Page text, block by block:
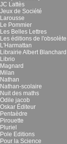
JC Lattès
Jeux de Société
Larousse
Le Pommier
Les Belles Lettres
Les éditions de l'obsolète
L'Harmattan
Librairie Albert Blanchard
Librio
Magnard
Milan
Nathan
Nathan-scolaire
Nuit des maths
Odile jacob
Oskar Éditeur
Pentaèdre
Pirouette
Pluriel
Pole Editions
Pour la Science